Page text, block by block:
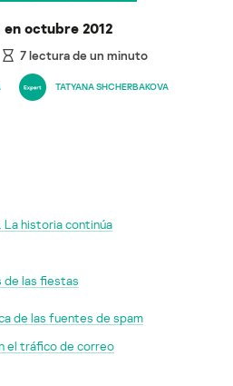
en octubre 2012
7lectura de un minuto
TATYANA SHCHERBAKOVA
La historia continúa
de las fiestas
de las fuentes de spam
el tráfico de correo